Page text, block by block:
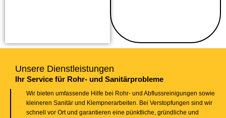
Unsere Dienstleistungen
Ihr Service für Rohr- und Sanitärprobleme
Wir bieten umfassende Hilfe bei Rohr- und Abflussreinigungen sowie
kleineren Sanitär und Klempnerarbeiten. Bei Verstopfungen sind wir
schnell vor Ort und garantieren eine pünktliche, gründliche und